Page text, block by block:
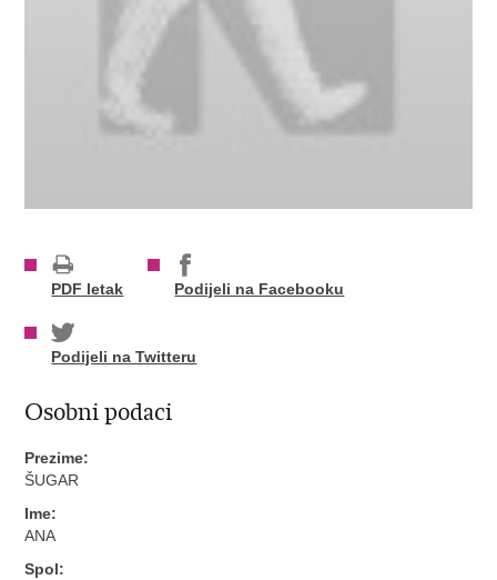
PDF letak Podijeli na Facebooku
Podijeli na Twitteru
Osobni podaci
Prezime:
ŠUGAR
Ime:
ANA
Spol: